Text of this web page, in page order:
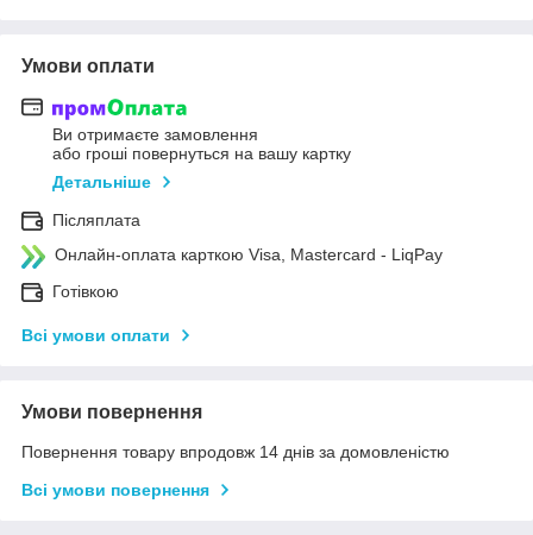
Умови оплати
Ви отримаєте замовлення
або гроші повернуться на вашу картку
Детальніше
Післяплата
Онлайн-оплата карткою Visa, Mastercard - LiqPay
Готівкою
Всі умови оплати
Умови повернення
Повернення товару впродовж 14 днів за домовленістю
Всі умови повернення